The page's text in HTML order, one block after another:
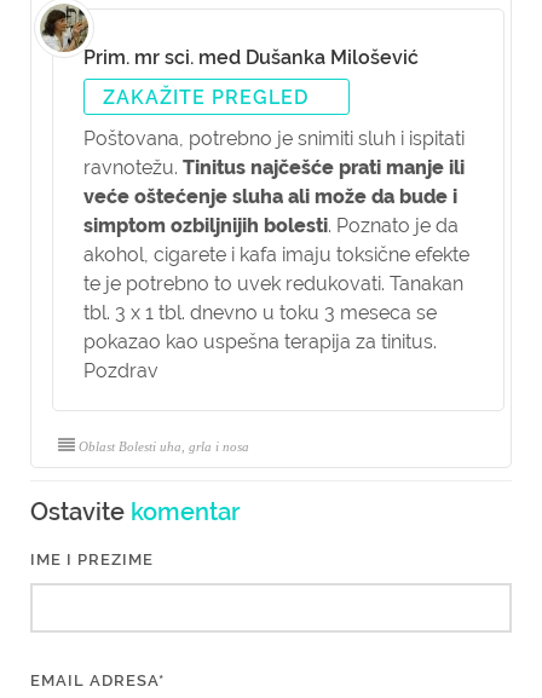
Prim. mr sci. med Dušanka Milošević
ZAKAŽITE PREGLED
Poštovana, potrebno je snimiti sluh i ispitati
ravnotežu. Tinitus najčešće prati manje ili
veće oštećenje sluha ali može da bude i
simptom ozbiljnijih bolesti. Poznato je da
akohol, cigarete i kafa imaju toksične efekte
te je potrebno to uvek redukovati. Tanakan
tbl. 3 x 1 tbl. dnevno u toku 3 meseca se
pokazao kao uspešna terapija za tinitus.
Pozdrav
Oblast Bolesti uha, grla i nosa
Ostavite komentar
IME I PREZIME
EMAIL ADRESA*